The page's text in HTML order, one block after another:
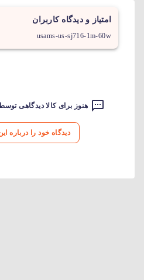
امتیاز و دیدگاه کاربران
usams-us-sj716-1m-60w
هنوز برای کالا دیدگاهی
دیدگاه خود را درباره